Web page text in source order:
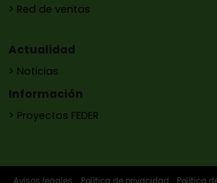
> Red de ventas
Actualidad
> Noticias
Información
> Proyectos FEDER
Avisos legales Política de privacidad Política